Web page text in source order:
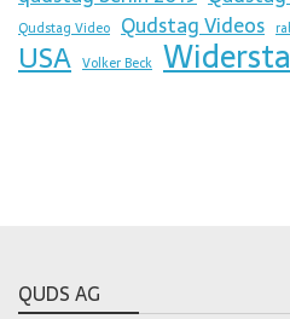
Qudstag Video Qudstag Videos
USA Volker Beck
QUDS AG